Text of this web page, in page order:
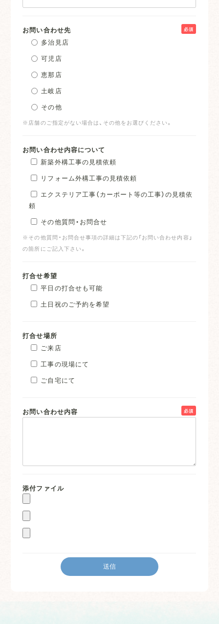
お問い合わせ先 必須
多治見店
可児店
恵那店
土岐店
その他
※店舗のご指定がない場合は、その他をお選びください。
お問い合わせ内容について
新築外構工事の見積依頼
リフォーム外構工事の見積依頼
エクステリア工事（カーポート等の工事）の見積依
頼
その他質問・お問合せ
※その他質問・お問合せ事項の詳細は下記の「お問い合わせ内容」
の箇所にご記入下さい。
打合せ希望
平日の打合せも可能
土日祝のご予約を希望
打合せ場所
ご来店
工事の現場にて
ご自宅にて
お問い合わせ内容 必須
添付ファイル